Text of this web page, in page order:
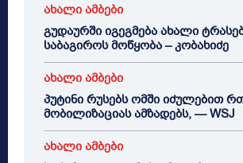
ახალი ამბები
გუდაურში იგეგმება ახალი
საბაგიროს მოწყობა – კობახიძე
ახალი ამბები
პუტინი რუსებს ომში იძულებით
მობილიზაციას ამზადებს, — WSJ
ახალი ამბები